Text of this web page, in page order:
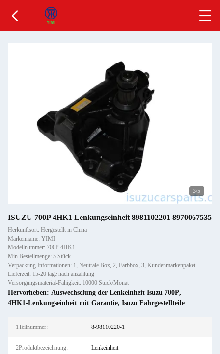
3/5
ISUZU 700P 4HK1 Lenkungseinheit 8981102201 8970067535
Herkunftsort: Hergestellt in China
Markenname: YIMI
Modellnummer: 700P 4HK1
Min Bestellmenge: 5 Stück
Verpackung Informationen: 1, Neutrale Box, 2, Farbbox, 3, Kundenmarkenpaket
Lieferzeit: 15-20 tage nach anzahlung
Versorgungsmaterial-Fähigkeit: 10000 Stück/Monat
Hervorheben: Auswechselung der Lenkeinheit Isuzu 700P,
4HK1-Lenkungseinheit mit Garantie, Isuzu Fahrgestellteile
1Teilnummer: 8-98110220-1
2Produktbezeichnung: Lenkeinheit